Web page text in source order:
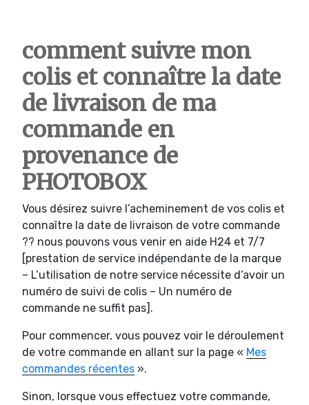
comment suivre mon
colis et connaître la date
de livraison de ma
commande en
provenance de
PHOTOBOX
Vous désirez suivre l’acheminement de vos colis et
connaître la date de livraison de votre commande
?? nous pouvons vous venir en aide H24 et 7/7
[prestation de service indépendante de la marque
– L’utilisation de notre service nécessite d’avoir un
numéro de suivi de colis – Un numéro de
commande ne suffit pas].
Pour commencer, vous pouvez voir le déroulement
de votre commande en allant sur la page « Mes
commandes récentes ».
Sinon, lorsque vous effectuez votre commande,